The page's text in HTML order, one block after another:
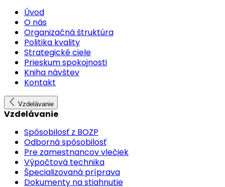
Úvod
O nás
Organizačná štruktúra
Politika kvality
Strategické ciele
Prieskum spokojnosti
Kniha návštev
Kontakt
Vzdelávanie
Vzdelávanie
Spôsobilosť z BOZP
Odborná spôsobilosť
Pre zamestnancov vlečiek
Výpočtová technika
Špecializovaná príprava
Dokumenty na stiahnutie